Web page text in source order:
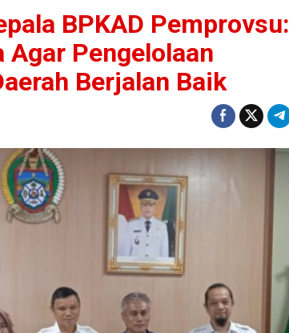
BPKAD Pemprovsu:
Agar Pengelolaan
Berjalan Baik